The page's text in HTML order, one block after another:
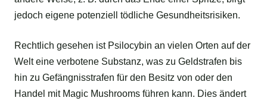
jedoch eigene potenziell tödliche Gesundheitsrisiken.
Rechtlich gesehen ist Psilocybin an vielen Orten auf der
Welt eine verbotene Substanz, was zu Geldstrafen bis
hin zu Gefängnisstrafen für den Besitz von oder den
Handel mit Magic Mushrooms führen kann. Dies ändert